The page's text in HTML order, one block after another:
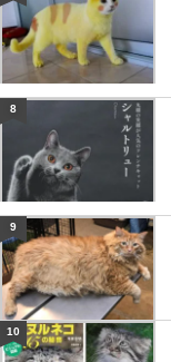
8
9
10